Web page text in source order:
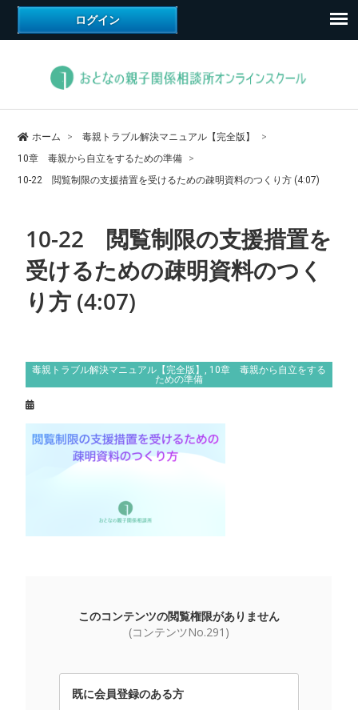
ホーム
毒親トラブル解決マニュアル【完全版】
10章 毒親から自立をするための準備
10-22 閲覧制限の支援措置を受けるための疎明資料のつくり方 (4:07)
10-22 閲覧制限の支援措置を
受けるための疎明資料のつく
り方 (4:07)
毒親トラブル解決マニュアル【完全版】
10章 毒親から自立をする
ための準備